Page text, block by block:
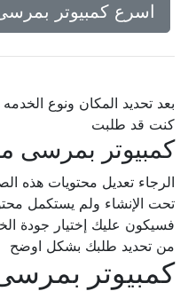
اسرع كمبيوتر
بعد تحديد المكان ونوع
كنت قد طلبت
كمبيوتر بمرسى
الرجاء تعديل محتويات هذه
تحت الإنشاء ولم يستكمل
فسيكون عليك إختيار جودة
من تحديد طلبك بشكل اوضح
كمبيوتر